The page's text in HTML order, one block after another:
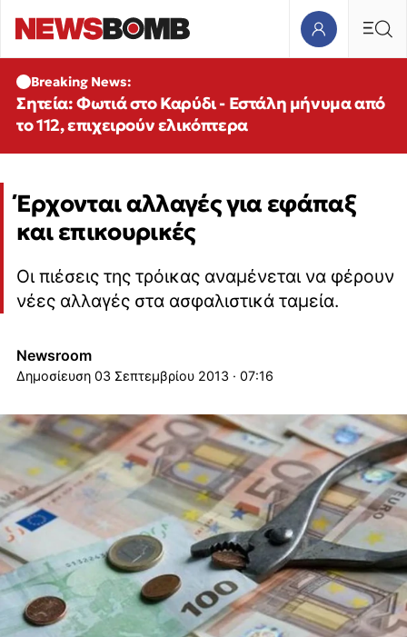
Breaking News:
Σητεία: Φωτιά στο Καρύδι - Εστάλη μήνυμα από
το 112, επιχειρούν ελικόπτερα
Έρχονται αλλαγές για εφάπαξ
και επικουρικές
Οι πιέσεις της τρόικας αναμένεται να φέρουν
νέες αλλαγές στα ασφαλιστικά ταμεία.
Newsroom
03 Σεπτεμβρίου 2013 · 07:16